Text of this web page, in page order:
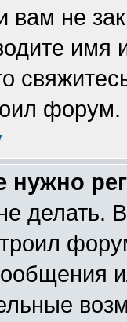
вам не
форум.
делать.